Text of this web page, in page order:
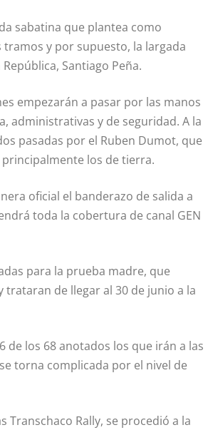
sabatina que plantea como
y por supuesto, la largada
Santiago Peña.
empezarán a pasar por las manos
administrativas y de seguridad. A la
pasadas por el Ruben Dumot, que
los de tierra.
oficial el banderazo de salida a
toda la cobertura de canal GEN
para la prueba madre, que
de llegar al 30 de junio a la
los 68 anotados los que irán a las
torna complicada por el nivel de
Rally, se procedió a la